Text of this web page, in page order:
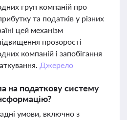
груп компаній про
та податків у різних
цей механізм
прозорості
компаній і запобігання
Джерело
на податкову систему
умови, включно з